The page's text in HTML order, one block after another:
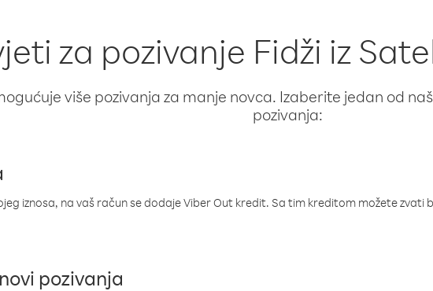
za pozivanje Fidži iz
više pozivanja za manje novca. Izaberite jedan od
pozivanja:
iznosa, na vaš račun se dodaje Viber Out kredit. Sa tim kreditom možete zvati
pozivanja